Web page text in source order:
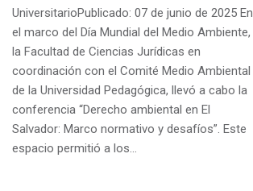
UniversitarioPublicado: 07 de junio de 2025 En
el marco del Día Mundial del Medio Ambiente,
la Facultad de Ciencias Jurídicas en
coordinación con el Comité Medio Ambiental
de la Universidad Pedagógica, llevó a cabo la
conferencia “Derecho ambiental en El
Salvador: Marco normativo y desafíos”. Este
espacio permitió a los…